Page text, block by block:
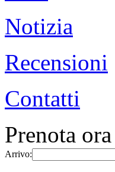
Notizia
Recensioni
Contatti
Prenota ora
Arrivo: